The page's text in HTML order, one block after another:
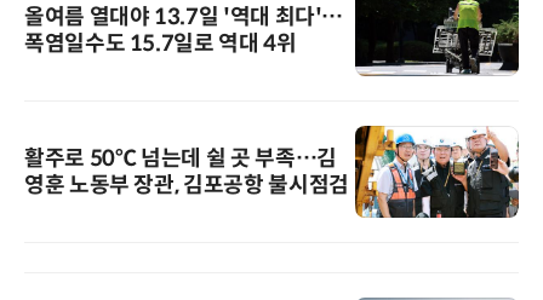
올여름 열대야 13.7일 '역대 최다'…
폭염일수도 15.7일로 역대 4위
활주로 50℃ 넘는데 쉴 곳 부족…김
영훈 노동부 장관, 김포공항 불시점검